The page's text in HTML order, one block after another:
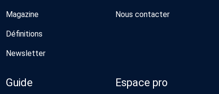
Magazine
Définitions
Newsletter
Nous contacter
Guide Espace pro